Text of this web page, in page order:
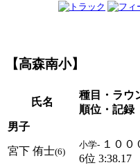
【高森南小】
氏名
種目・ラウ
順位・記録
男子
宮下 侑士(6)
小学- １００
6位 3:38.17